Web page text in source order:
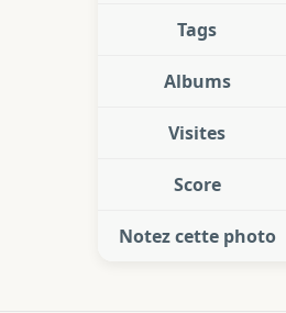
Tags
Albums
Visites
Score
Notez cette photo